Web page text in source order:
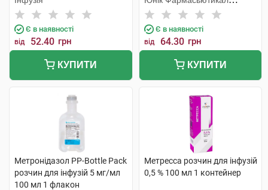
Є в наявності
від 52.40 грн
КУПИТИ
Лабораторіз
Є в наявності
від 64.30 грн
КУПИТИ
Метронідазол PP-Bottle Pack
розчин для інфузій 5 мг/мл
100 мл 1 флакон
Метресса розчин для інфузій
0,5 % 100 мл 1 контейнер